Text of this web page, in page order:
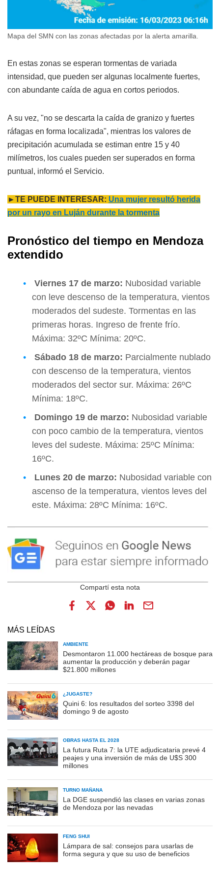
Mapa del SMN con las zonas afectadas por la alerta amarilla.
En estas zonas se esperan tormentas de variada
intensidad, que pueden ser algunas localmente fuertes,
con abundante caída de agua en cortos periodos.
A su vez, "no se descarta la caída de granizo y fuertes
ráfagas en forma localizada", mientras los valores de
precipitación acumulada se estiman entre 15 y 40
milímetros, los cuales pueden ser superados en forma
puntual, informó el Servicio.
►TE PUEDE INTERESAR: Una mujer resultó herida
por un rayo en Luján durante la tormenta
Pronóstico del tiempo en Mendoza
extendido
Viernes 17 de marzo: Nubosidad variable
con leve descenso de la temperatura, vientos
moderados del sudeste. Tormentas en las
primeras horas. Ingreso de frente frío.
Máxima: 32ºC Mínima: 20ºC.
Sábado 18 de marzo: Parcialmente nublado
con descenso de la temperatura, vientos
moderados del sector sur. Máxima: 26ºC
Mínima: 18ºC.
Domingo 19 de marzo: Nubosidad variable
con poco cambio de la temperatura, vientos
leves del sudeste. Máxima: 25ºC Mínima:
16ºC.
Lunes 20 de marzo: Nubosidad variable con
ascenso de la temperatura, vientos leves del
este. Máxima: 28ºC Mínima: 16ºC.
MÁS LEÍDAS
AMBIENTE
Desmontaron 11.000 hectáreas de bosque para
aumentar la producción y deberán pagar
$21.800 millones
¿JUGASTE?
Quini 6: los resultados del sorteo 3398 del
domingo 9 de agosto
OBRAS HASTA EL 2028
La futura Ruta 7: la UTE adjudicataria prevé 4
peajes y una inversión de más de U$S 300
millones
TURNO MAÑANA
La DGE suspendió las clases en varias zonas
de Mendoza por las nevadas
FENG SHUI
Lámpara de sal: consejos para usarlas de
forma segura y que su uso de beneficios